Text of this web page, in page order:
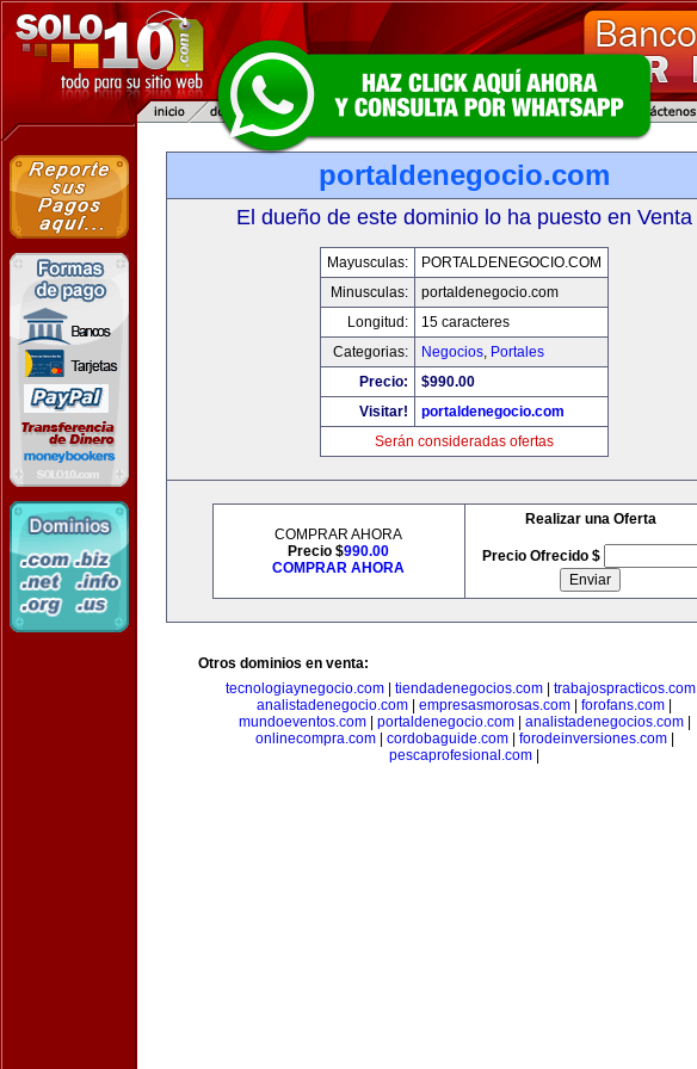
portaldenegocio.com
El dueño de este dominio lo ha puesto en Venta
Mayusculas:
PORTALDENEGOCIO.COM
Minusculas:
portaldenegocio.com
Longitud:
15 caracteres
Categorias:
Negocios, Portales
Precio:
$990.00
Visitar!
portaldenegocio.com
Serán consideradas ofertas
COMPRAR AHORA
Precio $990.00
COMPRAR AHORA
Realizar una Oferta
Precio Ofrecido $
Otros dominios en venta:
tecnologiaynegocio.com
tiendadenegocios.com trabajospracticos.com
analistadenegocio.com
empresasmorosas.com forofans.com
mundoeventos.com| portaldenegocio.com| analistadenegocios.com|
onlinecompra.com| cordobaguide.com| forodeinversiones.com|
pescaprofesional.com